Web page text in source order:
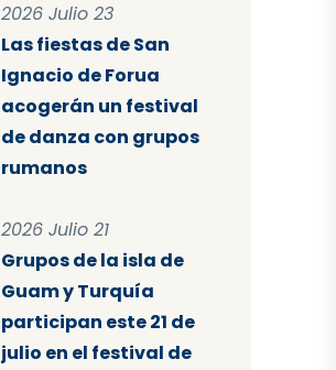
2026 Julio 23
Las fiestas de San
Ignacio de Forua
acogerán un festival
de danza con grupos
rumanos
2026 Julio 21
Grupos de la isla de
Guam y Turquía
participan este 21 de
julio en el festival de